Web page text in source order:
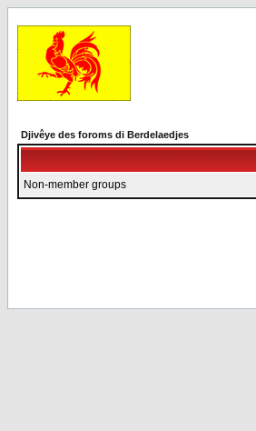
Djivêye des foroms di Berdelaedjes
Non-member groups